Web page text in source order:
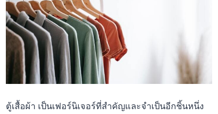
ตู้เสื้อผ้า เป็นเฟอร์นิเจอร์ที่สำคัญและจำเป็นอีกชิ้นหนึ่ง